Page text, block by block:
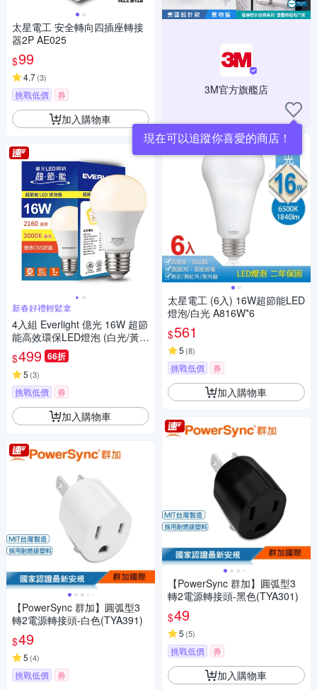
太星電工 安全轉向四插座轉接
器2P AE025
$99
4.7(3)
挑戰低價 券
加入購物車
新春好禮輕鬆拿
4入組 Everlight 億光 16W 超節
能高效環保LED燈泡 (白光/黃
光/自然光)
$499 66折
5 (3)
挑戰低價 券
加入購物車
【PowerSync 群加】圓弧型3
轉2電源轉接頭-白色(TYA391)
$49
5 (4)
挑戰低價 券
3M官方旗艦店
現在可以追蹤你喜愛的商店！
太星電工 (6入) 16W超節能LED
燈泡/白光 A816W*6
$561
5 (8)
挑戰低價 券
加入購物車
【PowerSync 群加】圓弧型3
轉2電源轉接頭-黑色(TYA301)
$49
5 (5)
挑戰低價 券
加入購物車